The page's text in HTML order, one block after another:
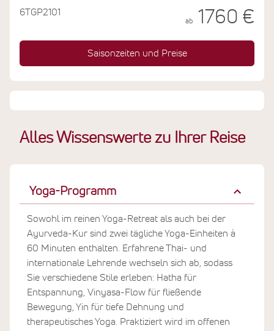
Alles Wissenswerte zu Ihrer Reise
Yoga-Programm
Sowohl im reinen Yoga-Retreat als auch bei der
Ayurveda-Kur sind zwei tägliche Yoga-Einheiten à
60 Minuten enthalten. Erfahrene Thai- und
internationale Lehrende wechseln sich ab, sodass
Sie verschiedene Stile erleben: Hatha für
Entspannung, Vinyasa-Flow für fließende
Bewegung, Yin für tiefe Dehnung und
therapeutisches Yoga. Praktiziert wird im offenen
6TGP2101
ab 1760 €
Saisonzeiten und Preise